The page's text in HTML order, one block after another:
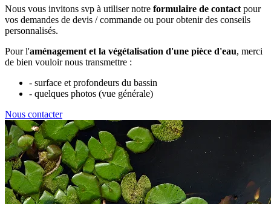
Nous vous invitons svp à utiliser notre formulaire de contact pour
vos demandes de devis / commande ou pour obtenir des conseils
personnalisés.
Pour l'aménagement et la végétalisation d'une pièce d'eau, merci
de bien vouloir nous transmettre :
- surface et profondeurs du bassin
- quelques photos (vue générale)
Nous contacter